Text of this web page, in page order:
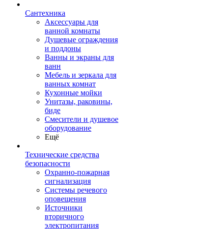
Сантехника
Аксессуары для
ванной комнаты
Душевые ограждения
и поддоны
Ванны и экраны для
ванн
Мебель и зеркала для
ванных комнат
Кухонные мойки
Унитазы, раковины,
биде
Смесители и душевое
оборудование
Ещё
Технические средства
безопасности
Охранно-пожарная
сигнализация
Системы речевого
оповещения
Источники
вторичного
электропитания